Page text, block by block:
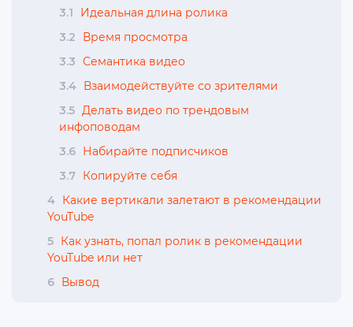
3.1
Идеальная длина ролика
3.2
Время просмотра
3.3 Семантика видео
3.4 Взаимодействуйте со зрителями
3.5 Делать видео по трендовым
инфоповодам
3.6 Набирайте подписчиков
3.7 Копируйте себя
4 Какие вертикали залетают в рекомендации
YouTube
5 Как узнать, попал ролик в рекомендации
YouTube или нет
6 Вывод